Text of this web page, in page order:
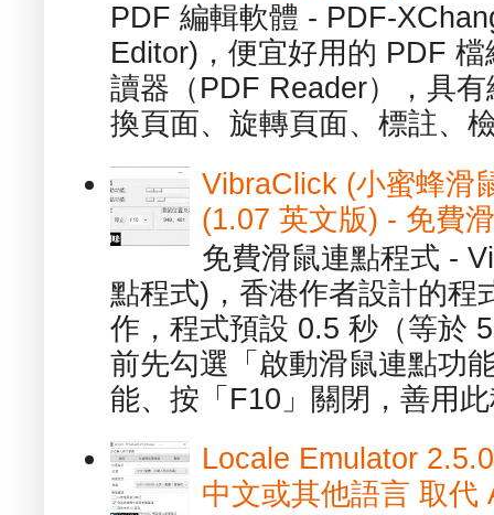
PDF 編輯軟體 - PDF-
Editor)，便宜好用的 PDF
讀器（PDF Reader），具
換頁面、旋轉頁面、標註、
VibraClick (小蜜蜂滑
(1.07 英文版) - 免費
免費滑鼠連點程式 -
點程式)，香港作者設計的程
作，程式預設 0.5 秒（等於
前先勾選「啟動滑鼠連點功
能、按「F10」關閉，善用
Locale Emulator
中文或其他語言 取代